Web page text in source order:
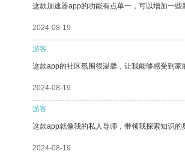
这款加速器app的功能有点单一，可以增加一些
2024-08-19
游客
这款app的社区氛围很温馨，让我能够感受到家
2024-08-19
游客
这款app就像我的私人导师，带领我探索知识的
2024-08-19